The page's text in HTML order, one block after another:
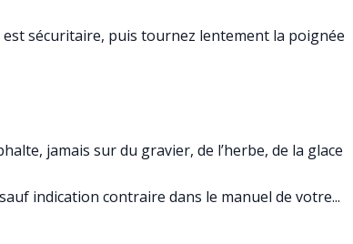
sécuritaire, puis tournez lentement la poignée
jamais sur du gravier, de l’herbe, de la glace
indication contraire dans le manuel de votre...